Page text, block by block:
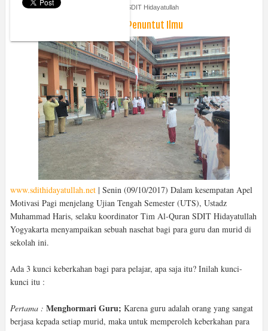
Monday, October 9, 2017 Kabar SDIT Hidayatullah
3 Kunci Keberkahan bagi Para Penuntut Ilmu
www.sdithidayatullah.net | Senin (09/10/2017) Dalam kesempatan Apel
Motivasi Pagi menjelang Ujian Tengah Semester (UTS), Ustadz
Muhammad Haris, selaku koordinator Tim Al-Quran SDIT Hidayatullah
Yogyakarta menyampaikan sebuah nasehat bagi para guru dan murid di
sekolah ini.
Ada 3 kunci keberkahan bagi para pelajar, apa saja itu? Inilah kunci-
kunci itu :
Pertama : Menghormari Guru; Karena guru adalah orang yang sangat
berjasa kepada setiap murid, maka untuk memperoleh keberkahan para